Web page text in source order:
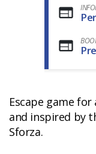
Escape game
and inspired by
Sforza.